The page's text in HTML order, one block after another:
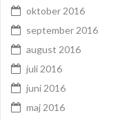
oktober 2016
september 2016
august 2016
juli 2016
juni 2016
maj 2016